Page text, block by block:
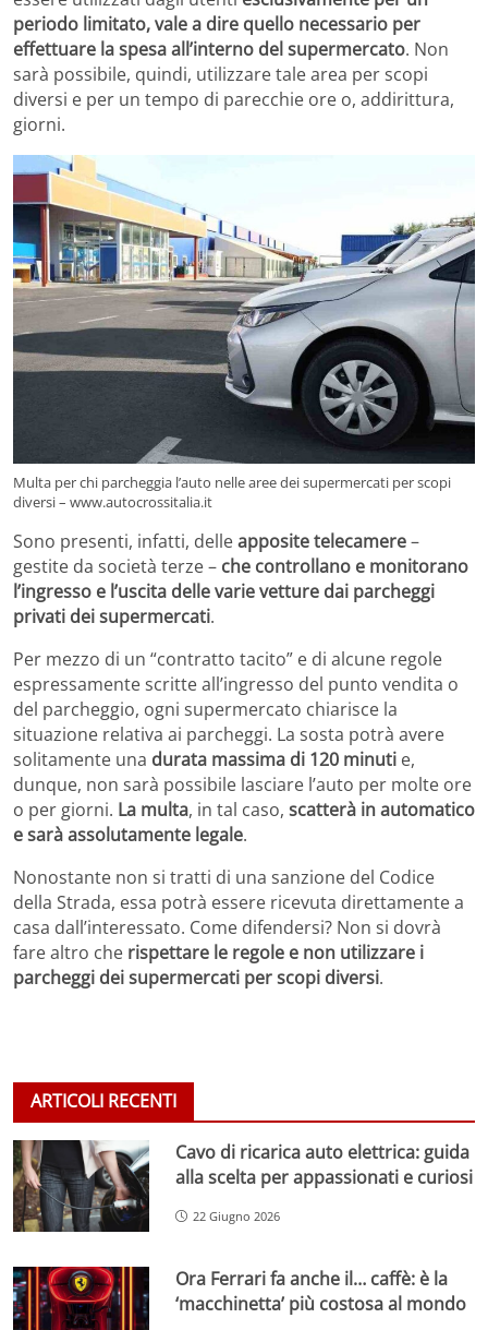
periodo limitato, vale a dire quello necessario per
effettuare la spesa all’interno del supermercato. Non
sarà possibile, quindi, utilizzare tale area per scopi
diversi e per un tempo di parecchie ore o, addirittura,
giorni.
Multa per chi parcheggia l’auto nelle aree dei supermercati per scopi
diversi – www.autocrossitalia.it
Sono presenti, infatti, delleapposite telecamere–
gestite da società terze – che controllano e monitorano
l’ingresso e l’uscita delle varie vetture dai parcheggi
privati dei supermercati.
Per mezzo di un “contratto tacito” e di alcune regole
espressamente scritte all’ingresso del punto vendita o
del parcheggio, ogni supermercato chiarisce la
situazione relativa ai parcheggi. La sosta potrà avere
solitamente una durata massima di 120 minuti e,
dunque, non sarà possibile lasciare l’auto per molte ore
o per giorni. La multa, in tal caso, scatterà in automatico
e sarà assolutamente legale.
Nonostante non si tratti di una sanzione del Codice
della Strada, essa potrà essere ricevuta direttamente a
casa dall’interessato. Come difendersi? Non si dovrà
fare altro che rispettare le regole e non utilizzare i
parcheggi dei supermercati per scopi diversi.
ARTICOLI RECENTI
Cavo di ricarica auto elettrica: guida
alla scelta per appassionati e curiosi
22 Giugno 2026
Ora Ferrari fa anche il… caffè: è la
‘macchinetta’ più costosa al mondo